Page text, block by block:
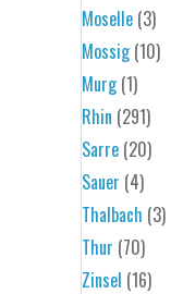
Moselle (3)
Mossig(10)
Murg(1)
Rhin (291)
Sarre (20)
Sauer (4)
Thalbach (3)
Thur (70)
Zinsel (16)